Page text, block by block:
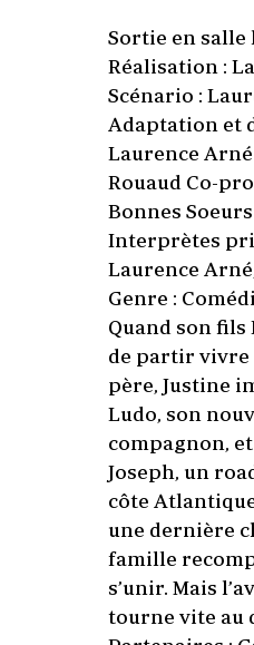
Sortie en salle
Réalisation :
Scénario :
Adaptation et
Laurence
Rouaud Co-
Bonnes
Interprètes
Laurence
Genre :
Quand son fils
de partir vivre
père, Justine
Ludo, son
compagnon,
Joseph, un
côte
une dernière
famille
s’unir. Mais
tourne vite au